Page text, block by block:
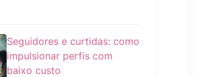
Seguidores e curtidas: como
impulsionar perfis com
baixo custo